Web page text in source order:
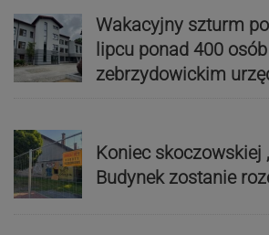
Wakacyjny szturm
lipcu ponad 400
zebrzydowickim
Koniec skoczowskiej
Budynek zostanie